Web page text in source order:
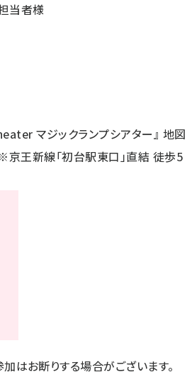
当者様
マジックランプシアター』 地図
王新線「初台駅東口」直結 徒歩5
はお断りする場合がございます。